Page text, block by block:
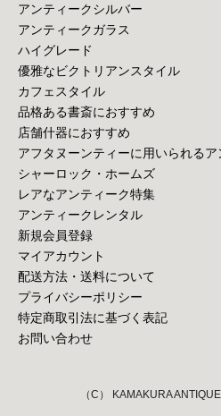
アンティークシルバー
アンティークガラス
ハイグレード
優雅なビクトリアンスタイル
カフェスタイル
品格ある書斎におすすめ
店舗什器におすすめ
アフタヌーンティーに用いられるア
シャーロック・ホームズ
レアなアンティーク特集
アンティークレンタル
新規会員登録
マイアカウント
配送方法・送料について
プライバシーポリシー
特定商取引法に基づく表記
お問い合わせ
（C） KAMAKURA